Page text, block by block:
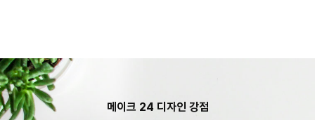
메이크 24 디자인 강점